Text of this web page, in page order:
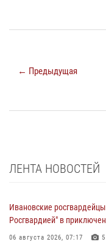
← Предыдущая
ЛЕНТА НОВОСТЕЙ
Ивановские
Росгвардией" в
06 августа 2026, 07:17 5